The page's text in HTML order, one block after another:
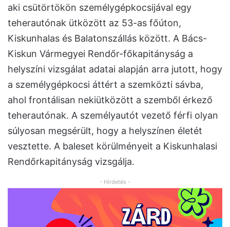
aki csütörtökön személygépkocsijával egy
teherautónak ütközött az 53-as főúton,
Kiskunhalas és Balatonszállás között. A Bács-
Kiskun Vármegyei Rendőr-főkapitányság a
helyszíni vizsgálat adatai alapján arra jutott, hogy
a személygépkocsi áttért a szemközti sávba,
ahol frontálisan nekiütközött a szemből érkező
teherautónak. A személyautót vezető férfi olyan
súlyosan megsérült, hogy a helyszínen életét
vesztette. A baleset körülményeit a Kiskunhalasi
Rendőrkapitányság vizsgálja.
- Hirdetés -